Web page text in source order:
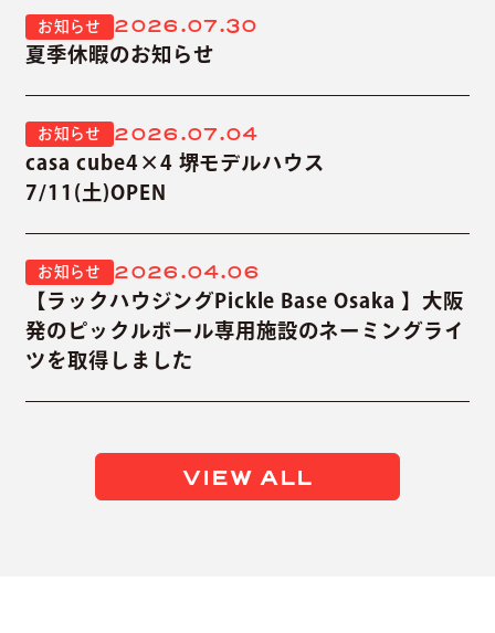
お知らせ 2026.07.30
夏季休暇のお知らせ
お知らせ 2026.07.04
casa cube4×4 堺モデルハウス
7/11(土)OPEN
お知らせ 2026.04.06
【ラックハウジングPickle Base Osaka 】大阪
発のピックルボール専用施設のネーミングライ
ツを取得しました
VIEW ALL